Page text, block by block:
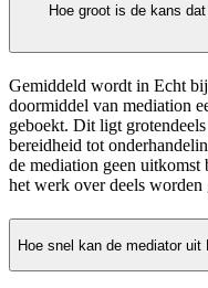
Hoe groot is de kans
Gemiddeld wordt in Echt
doormiddel van mediation
geboekt. Dit ligt
bereidheid tot
de mediation geen
het werk over deels worden
Hoe snel kan de mediator uit